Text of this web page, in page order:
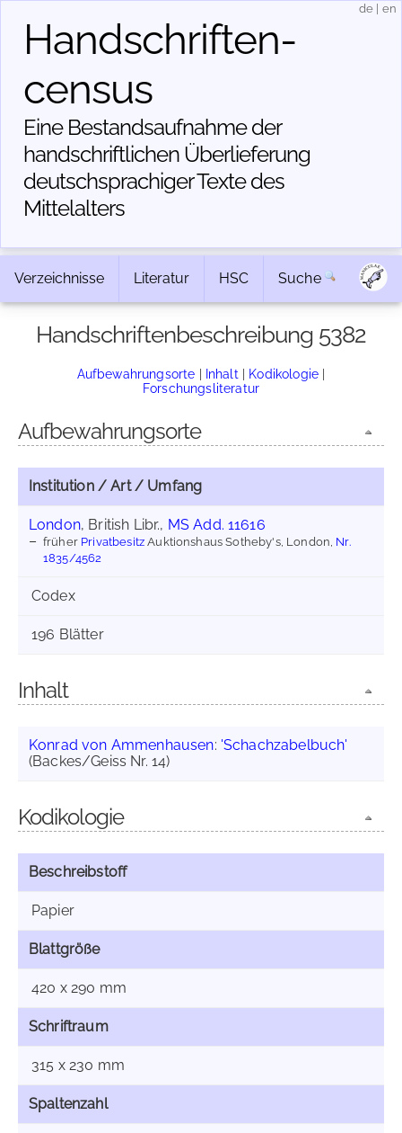
Handschriften­
census
Eine Bestandsaufnahme der
handschriftlichen Über­lieferung
deutschsprachiger Texte des
Mittelalters
de en
Verzeichnisse Literatur HSC Suche
Handschriftenbeschreibung 5382
Aufbewahrungsorte | Inhalt | Kodikologie |
Forschungsliteratur
Aufbewahrungsorte
Institution / Art / Umfang
London, British Libr., MS Add. 11616
früher PrivatbesitzAuktionshaus Sotheby's, London, Nr.
1835/4562
Codex
196 Blätter
Inhalt
Konrad von Ammenhausen: 'Schachzabelbuch'
(Backes/Geiss Nr. 14)
Kodikologie
Beschreibstoff
Papier
Blattgröße
420 x 290 mm
Schriftraum
315 x 230 mm
Spaltenzahl